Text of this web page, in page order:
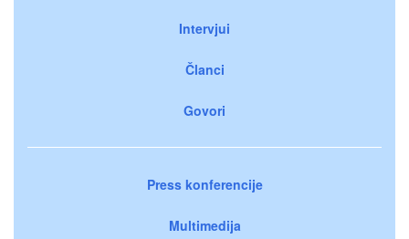
Intervjui
Članci
Govori
Press konferencije
Multimedija